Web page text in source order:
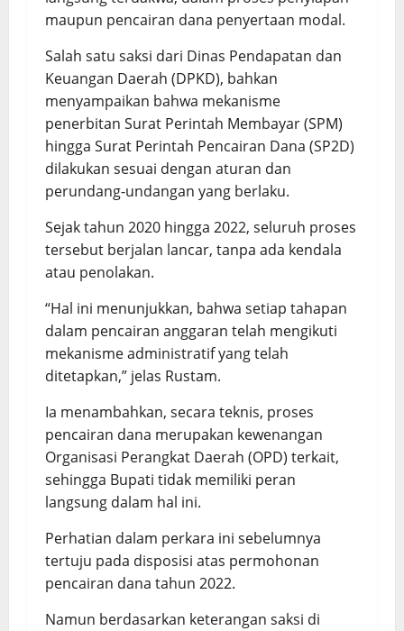
maupun pencairan dana penyertaan modal.
Salah satu saksi dari Dinas Pendapatan dan
Keuangan Daerah (DPKD), bahkan
menyampaikan bahwa mekanisme
penerbitan Surat Perintah Membayar (SPM)
hingga Surat Perintah Pencairan Dana (SP2D)
dilakukan sesuai dengan aturan dan
perundang-undangan yang berlaku.
Sejak tahun 2020 hingga 2022, seluruh proses
tersebut berjalan lancar, tanpa ada kendala
atau penolakan.
“Hal ini menunjukkan, bahwa setiap tahapan
dalam pencairan anggaran telah mengikuti
mekanisme administratif yang telah
ditetapkan,” jelas Rustam.
Ia menambahkan, secara teknis, proses
pencairan dana merupakan kewenangan
Organisasi Perangkat Daerah (OPD) terkait,
sehingga Bupati tidak memiliki peran
langsung dalam hal ini.
Perhatian dalam perkara ini sebelumnya
tertuju pada disposisi atas permohonan
pencairan dana tahun 2022.
Namun berdasarkan keterangan saksi di